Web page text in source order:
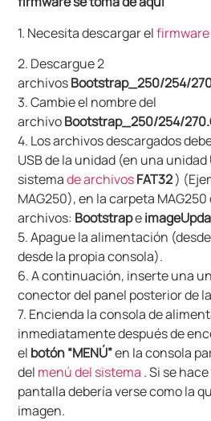
1. Necesita descargar el
2. Descargue 2
archivosBootstrap_250/254/
3. Cambie el nombre del
archivoBootstrap_250/254/
4. Los archivos descargados
USB de la unidad (en una unidad
sistemade archivosFAT32)
MAG250), en la carpeta
archivos: Bootstrape
5. Apague la alimentación
desde la propia consola).
6. A continuación, inserte una
conector del panel posterior de
7. Encienda la consola de
inmediatamente después de
el botón “MENÚ”en la consola
del menú del sistema . Si se
pantalla debería verse como la
imagen.